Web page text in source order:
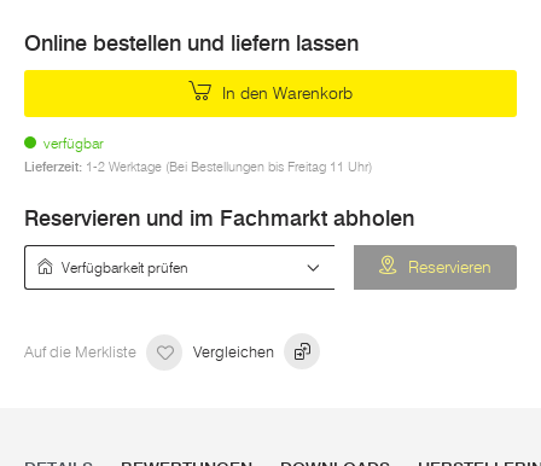
Online bestellen und liefern lassen
In den Warenkorb
verfügbar
Lieferzeit: 1-2 Werktage (Bei Bestellungen bis Freitag 11 Uhr)
Reservieren und im Fachmarkt abholen
Reservieren
Auf die Merkliste Vergleichen